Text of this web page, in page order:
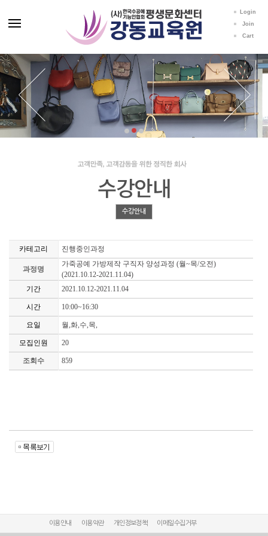
Login
Join
Cart
수강안내
수강안내
카테고리 진행중인과정
과정명
가죽공예 가방제작 구직자 양성과정 (월~목/오전)
(2021.10.12-2021.11.04)
기간
2021.10.12-2021.11.04
시간 10:00~16:30
요일 월,화,수,목,
모집인원 20
조회수 859
이용안내 이용약관 개인정보정책 이메일수집거부